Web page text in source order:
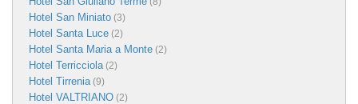
Hotel San Miniato (3)
Hotel Santa Luce (2)
Hotel Santa Maria a Monte (2)
Hotel Terricciola(2)
Hotel Tirrenia(9)
Hotel VALTRIANO (2)